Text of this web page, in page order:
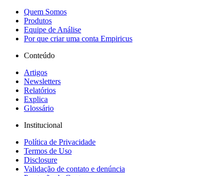
Quem Somos
Produtos
Equipe de Análise
Por que criar uma conta Empiricus
Conteúdo
Artigos
Newsletters
Relatórios
Explica
Glossário
Institucional
Política de Privacidade
Termos de Uso
Disclosure
Validação de contato e denúncia